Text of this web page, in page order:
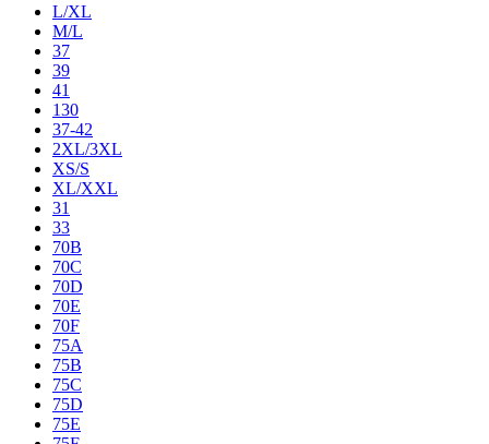
L/XL
M/L
37
39
41
130
37-42
2XL/3XL
XS/S
XL/XXL
31
33
70B
70C
70D
70E
70F
75A
75B
75C
75D
75E